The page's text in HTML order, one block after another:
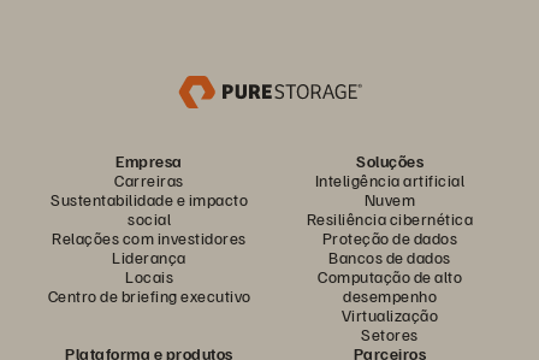
Empresa
Carreiras
Sustentabilidade e impacto
social
Relações com investidores
Liderança
Locais
Centro de briefing executivo
Soluções
Inteligência artificial
Nuvem
Resiliência cibernética
Proteção de dados
Bancos de dados
Computação de alto
desempenho
Virtualização
Setores
Plataforma e produtos
Parceiros